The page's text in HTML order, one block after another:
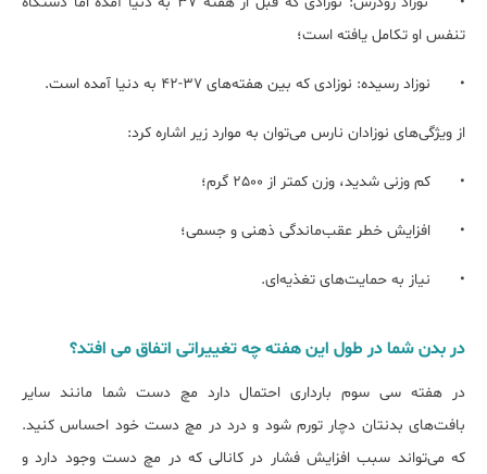
تنفس او تکامل یافته است؛
• نوزاد رسیده: نوزادی که بین هفته‌های 37-42 به دنیا آمده است.
از ویژگی‌های نوزادان نارس می‌توان به موارد زیر اشاره کرد:
• کم وزنی شدید، وزن کمتر از 2500 گرم؛
• افزایش خطر عقب‌ماندگی ذهنی و جسمی؛
• نیاز به حمایت‌های تغذیه‌ای.
در بدن شما در طول این هفته چه تغییراتی اتفاق می افتد؟
در هفته سی سوم بارداری احتمال دارد مچ دست شما مانند سایر
بافت‌های بدنتان دچار تورم شود و درد در مچ دست خود احساس کنید.
که می‌تواند سبب افزایش فشار در کانالی که در مچ دست وجود دارد و